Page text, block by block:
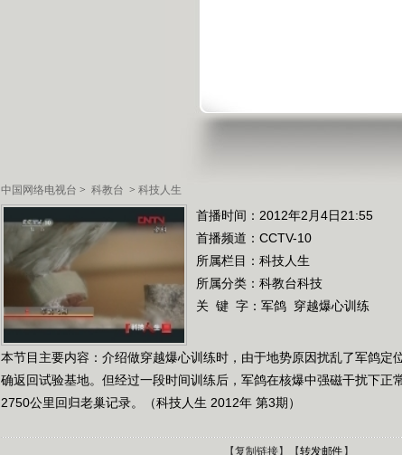
中国网络电视台 > 科教台 > 科技人生
首播时间：2012年2月4日21:55
首播频道： CCTV-10
所属栏目： 科技人生
所属分类：科教台科技
关 键 字： 军鸽 穿越爆心训练
本节目主要内容：介绍做穿越爆心训练时，由于地势原因扰乱了军鸽定
确返回试验基地。但经过一段时间训练后，军鸽在核爆中强磁干扰下正
2750公里回归老巢记录。（科技人生 2012年 第3期）
【复制链接】【转发邮件 】